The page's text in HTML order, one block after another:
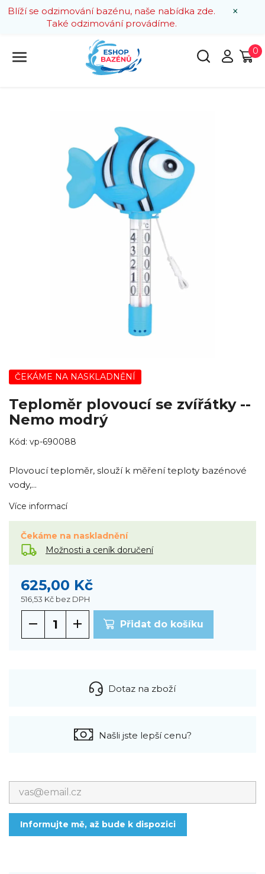
×
Blíží se odzimování bazénu, naše nabídka zde.
Také odzimování provádíme.
0
ČEKÁME NA NASKLADNĚNÍ
Teploměr plovoucí se zvířátky --
Nemo modrý
Kód: vp-690088
Plovoucí teploměr, slouží k měření teploty bazénové
vody,...
Více informací
Čekáme na naskladnění
Možnosti a ceník doručení
625,00 Kč
516,53 Kč bez DPH
Přidat do košíku
Dotaz na zboží
Našli jste lepší cenu?
Informujte mě, až bude k dispozici